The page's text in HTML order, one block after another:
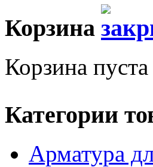
Корзина
Корзина пуста
Категории
Арматура